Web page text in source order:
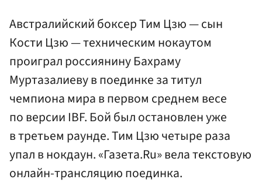
Австралийский боксер Тим Цзю — сын
Кости Цзю — техническим нокаутом
проиграл россиянину Бахраму
Муртазалиеву в поединке за титул
чемпиона мира в первом среднем весе
по версии IBF. Бой был остановлен уже
в третьем раунде. Тим Цзю четыре раза
упал в нокдаун. «Газета.Ru» вела текстовую
онлайн-трансляцию поединка.